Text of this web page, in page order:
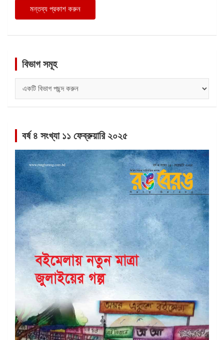
বিভাগ সমূহ
সমূহ
বর্ষ ৪ সংখ্যা ১১ ফেব্রুয়ারি ২০২৫